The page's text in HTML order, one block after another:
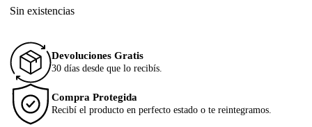
Sin existencias
Devoluciones Gratis
30 días desde que lo recibís.
Compra Protegida
Recibí el producto en perfecto estado o te reintegramos.